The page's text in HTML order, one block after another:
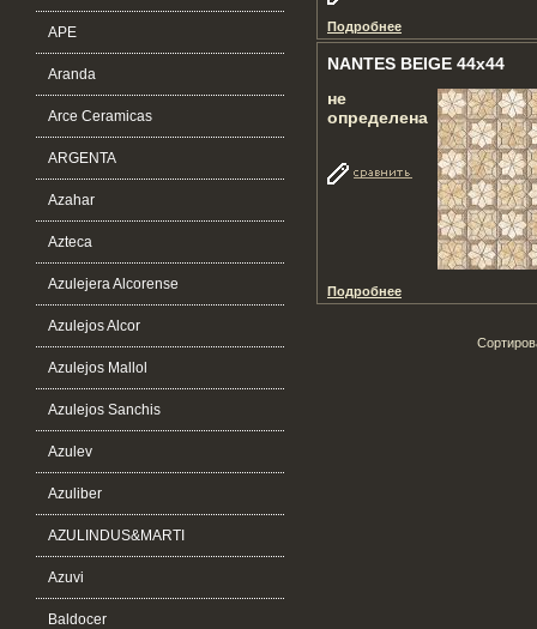
APE
Aranda
Arce Ceramicas
ARGENTA
Azahar
Azteca
Azulejera Alcorense
Azulejos Alcor
Azulejos Mallol
Azulejos Sanchis
Azulev
Azuliber
AZULINDUS&MARTI
Azuvi
Baldocer
Подробнее
NANTES BEIGE 44x44
не
определена
Подробнее